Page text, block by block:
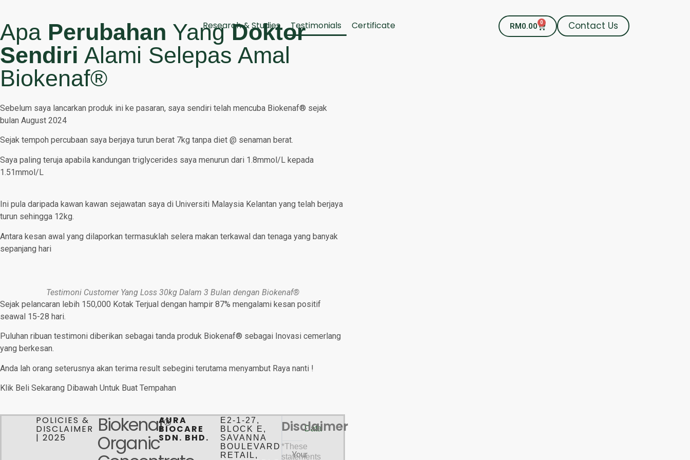
Research & Studies Testimonials Certificate RM0.00 0 Contact Us
Apa Perubahan YangDoktor
Sendiri Alami Selepas Amal
Biokenaf®
Sebelum saya lancarkan produk ini ke pasaran, saya sendiri telah mencuba Biokenaf® sejak
bulan August 2024
Sejak tempoh percubaan saya berjaya turun berat 7kg tanpa diet @ senaman berat.
Saya paling teruja apabila kandungan triglycerides saya menurun dari 1.8mmol/L kepada
1.51mmol/L
Ini pula daripada kawan kawan sejawatan saya di Universiti Malaysia Kelantan yang telah berjaya
turun sehingga 12kg.
Antara kesan awal yang dilaporkan termasuklah selera makan terkawal dan tenaga yang banyak
sepanjang hari
Testimoni Customer Yang Loss 30kg Dalam 3 Bulan dengan Biokenaf®
Sejak pelancaran lebih 150,000 Kotak Terjual dengan hampir 87% mengalami kesan positif
seawal 15-28 hari.
Puluhan ribuan testimoni diberikan sebagai tanda produk Biokenaf® sebagai Inovasi cemerlang
yang berkesan.
Anda lah orang seterusnya akan terima result sebegini terutama menyambut Raya nanti !
Klik Beli Sekarang Dibawah Untuk Buat Tempahan
POLICIES &
DISCLAIMER
| 2025
Biokenaf®
Organic
AURA
BIOCARE
SDN. BHD.
E2-1-27,
BLOCK E,
SAVANNA
BOULEVARD
RETAIL,
Data​
Your
Disclaimer
*These
statements